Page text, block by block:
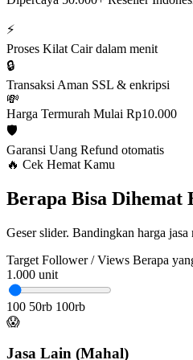
⚡
Proses Kilat Cair dalam menit
🔒
Transaksi Aman SSL & enkripsi
💸
Harga Termurah Mulai Rp10.000
🛡️
Garansi Uang Refund otomatis
🔥 Cek Hemat Kamu
Berapa Bisa Dihemat
Geser slider. Bandingkan harga jasa
Target Follower / Views Berapa
1.000 unit
100 50rb 100rb
😱
Jasa Lain (Mahal)